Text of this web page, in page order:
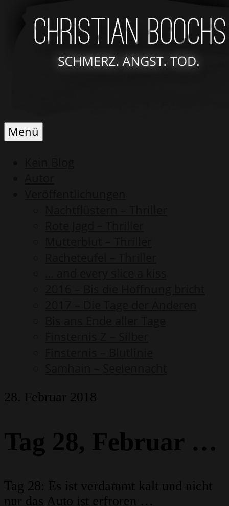
Christian
Schmerz.
Angst.
Menü
28. Februar 2018
Tag 28, Februar …
Tag 28: Es ist verdammt kalt und nicht
nur das Auto ist erfroren …